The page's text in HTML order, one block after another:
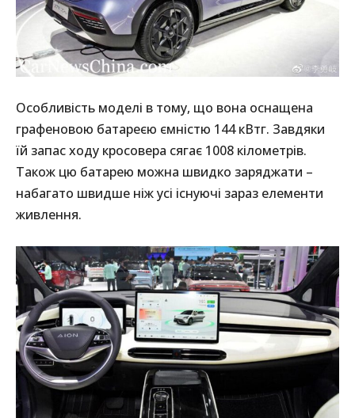
Особливість моделі в тому, що вона оснащена
графеновою батареєю ємністю 144 кВтг. Завдяки
їй запас ходу кросовера сягає 1008 кілометрів.
Також цю батарею можна швидко заряджати –
набагато швидше ніж усі існуючі зараз елементи
живлення.